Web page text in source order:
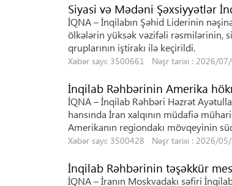
Siyasi və Mədəni Şəxsiyyətlər
İQNA – İnqilabın Şəhid Liderinin
ölkələrin yüksək vəzifəli rəsmilərinin,
qruplarının iştirakı ilə keçirildi.
Xəbər sayı: 3500661 Nəşr tarixi : 2026/
İnqilab Rəhbərinin Amerika
İQNA – İnqilab Rəhbəri Həzrət
hansında İran xalqının müdafiə
Amerikanın regiondakı mövqeyinin
Xəbər sayı: 3500428 Nəşr tarixi : 2026/
İnqilab Rəhbərinin təşəkkür
İQNA – İranın Moskvadakı səfiri